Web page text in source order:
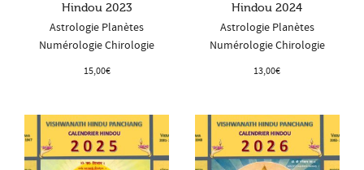
Hindou 2023
Astrologie Planètes
Numérologie Chirologie
15,00€
Hindou 2024
Astrologie Planètes
Numérologie Chirologie
13,00€